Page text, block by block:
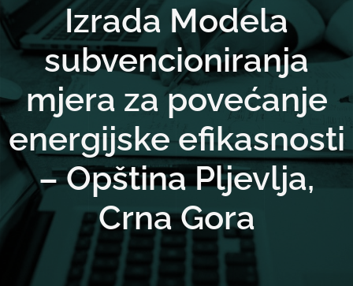
Izrada Modela
subvencioniranja
mjera za povećanje
energijske efikasnosti
– Opština Pljevlja,
Crna Gora